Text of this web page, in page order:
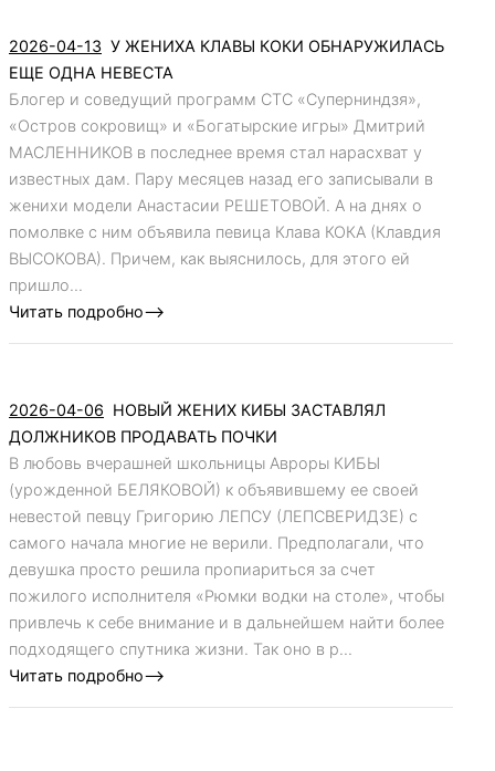
2026-04-13 У ЖЕНИХА КЛАВЫ КОКИ ОБНАРУЖИЛАСЬ
ЕЩЕ ОДНА НЕВЕСТА
Блогер и соведущий программ СТС «Суперниндзя»,
«Остров сокровищ» и «Богатырские игры» Дмитрий
МАСЛЕННИКОВ в последнее время стал нарасхват у
известных дам. Пару месяцев назад его записывали в
женихи модели Анастасии РЕШЕТОВОЙ. А на днях о
помолвке с ним объявила певица Клава КОКА (Клавдия
ВЫСОКОВА). Причем, как выяснилось, для этого ей
пришло...
Читать подробно-->
2026-04-06 НОВЫЙ ЖЕНИХ КИБЫ ЗАСТАВЛЯЛ
ДОЛЖНИКОВ ПРОДАВАТЬ ПОЧКИ
В любовь вчерашней школьницы Авроры КИБЫ
(урожденной БЕЛЯКОВОЙ) к объявившему ее своей
невестой певцу Григорию ЛЕПСУ (ЛЕПСВЕРИДЗЕ) с
самого начала многие не верили. Предполагали, что
девушка просто решила пропиариться за счет
пожилого исполнителя «Рюмки водки на столе», чтобы
привлечь к себе внимание и в дальнейшем найти более
подходящего спутника жизни. Так оно в р...
Читать подробно-->